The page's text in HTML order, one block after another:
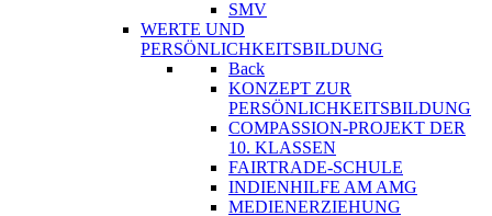
SMV
WERTE UND
PERSÖNLICHKEITSBILDUNG
Back
KONZEPT ZUR
PERSÖNLICHKEITSBILDUNG
COMPASSION-PROJEKT DER
10. KLASSEN
FAIRTRADE-SCHULE
INDIENHILFE AM AMG
MEDIENERZIEHUNG